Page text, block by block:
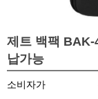
제트 백팩 BAK-
납가능
소비자가